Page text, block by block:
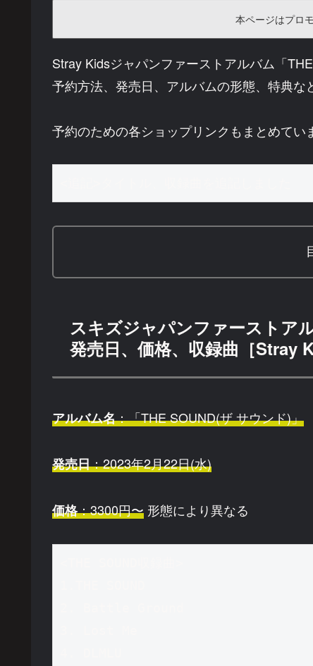
本ページはプロ
Stray Kidsジャパンファーストアルバム「
予約方法、発売日、アルバムの形態、特典な
予約のための各ショップリンクもまとめてい
スキズジャパンファーストア
発売日、価格、収録曲［Stray
アルバム名：「THE SOUND(ザ サウンド)」
発売日：2023年2月22日(水)
価格：3300円〜 形態により異なる